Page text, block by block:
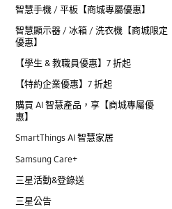
智慧手機 / 平板【商城專屬優惠】
智慧顯示器 / 冰箱 / 洗衣機【商城限定
優惠】
【學生 & 教職員優惠】7 折起
【特約企業優惠】7 折起
購買 AI 智慧產品，享【商城專屬優
惠】
SmartThings AI 智慧家居
Samsung Care+
三星活動&登錄送
三星公告